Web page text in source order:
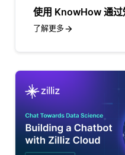
使用 KnowHow 通过
了解更多